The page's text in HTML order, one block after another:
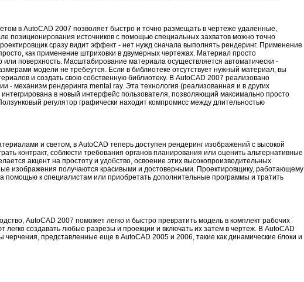
в AutoCAD 2007 позволяет быстро и точно размещать в чертеже удаленные,
позиционирования источников с помощью специальных захватов можно точно
сразу видит эффект - нет нужд сначала выполнять рендеринг. Применение
как применение штриховки в двумерных чертежах. Материал просто
или поверхность. Масштабирование материала осуществляется автоматически -
модели не требеутся. Если в библиотеке отсутствует нужный материал, вы
и создать свою собственную библиотеку. В AutoCAD 2007 реализовано
- механизм рендеринга mental ray. Эта технология (реализованная и в других
интегрирована в новый интерфейс пользователя, позволяющий максимально просто
регулятор графически находит компромисс между длительностью
и светом, в AutoCAD теперь доступен рендеринг изображений с высокой
контракт, соблюсти требования органов планирования или оценить альтернативные
акцент на простоту и удобство, освоение этих высокопроизводительных
изображения получаются красивыми и достоверными. Проектировщику, работающему
помощью к специалистам или приобретать дополнительные программы и тратить
AutoCAD 2007 поможет легко и быстро превратить модель в комплект рабочих
создавать любые разрезы и проекции и включать их затем в чертеж. В AutoCAD
представленные еще в AutoCAD 2005 и 2006, такие как динамические блоки и